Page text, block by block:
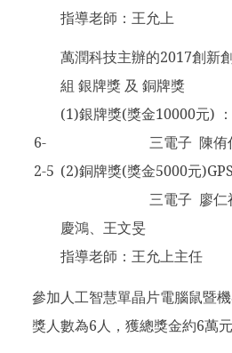
指導老師：王允上
6-
2-5
萬潤科技主辦的2017創新
組 銀牌獎 及 銅牌獎
(1)銀牌獎(獎金10000元)
三電子 陳侑任、
(2)銅牌獎(獎金5000元
三電子 廖仁祥、
慶鴻、王文旻
指導老師：王允上主任
參加人工智慧單晶片電腦鼠暨
獎人數為6人，獲總獎金約6萬元